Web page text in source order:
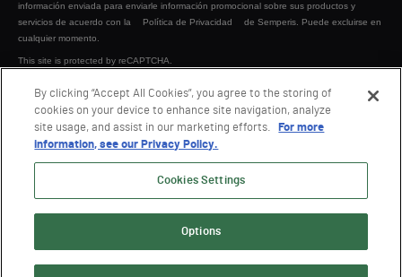
información enviada para enviarle información promocional sobre sus productos y
servicios de acuerdo con la
Política de Privacidad
de Semperis. Puede excluirse en
cualquier momento.
This site is protected by reCAPTCHA.
ENVIAR
© 2026 Semperis. Todos los derechos reservados.
By clicking “Accept All Cookies”, you agree to the storing of
cookies on your device to enhance site navigation, analyze
site usage, and assist in our marketing efforts.
For more
information, see our Privacy Policy.
Cookies Settings
Options